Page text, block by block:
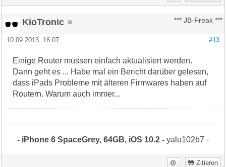
KioTronic *** JB-Freak ***
#13
10.09.2013, 16:07
Einige Router müssen einfach aktualisiert werden.
Dann geht es ... Habe mal ein Bericht darüber gelesen,
dass iPads Probleme mit älteren Firmwares haben auf
Routern. Warum auch immer...
- iPhone 6 SpaceGrey, 64GB, iOS 10.2 -yalu102b7 -
Zitieren